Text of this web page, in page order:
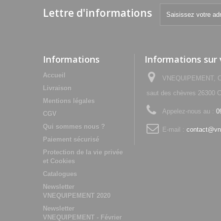
Lettre d'informations
Informations
Accueil
Livraison
Mentions légales
CGV
Qui sommes nous ?
Paiement sécurisé
Protection de la vie privée
et Cookies
Catalogues
Newsletter
VNEQUIPEMENT 2020
Newsletter
VNEQUIPEMENT - Février
Informations
VNEQUIPEMENT,
saut des chèvres 26300
Appelez-nous au :
E-mail :